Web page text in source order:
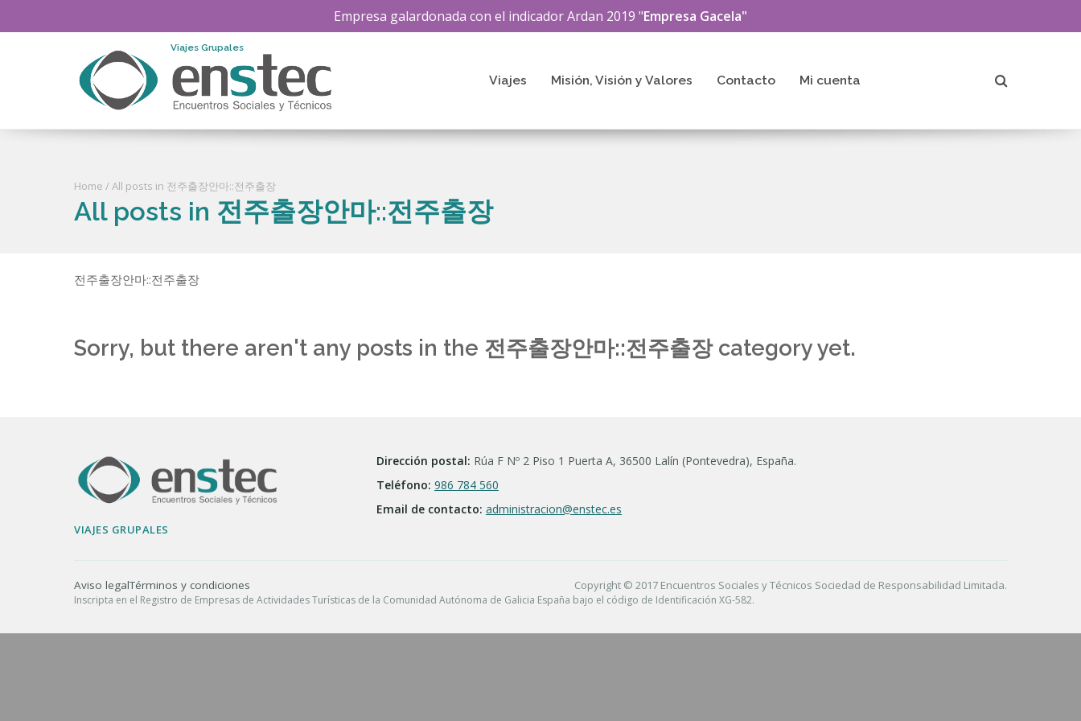
Empresa galardonada con el indicadorArdan 2019 "Empresa Gacela"
Viajes Grupales
Viajes Misión, Visión y Valores Contacto Mi cuenta
Home / All posts in 전주출장안마::전주출장
All posts in 전주출장안마::전주출장
전주출장안마::전주출장
Sorry, but there aren't any posts in the 전주출장안마::전주출장 category yet.
VIAJES GRUPALES
Dirección postal: Rúa F Nº 2 Piso 1 Puerta A, 36500 Lalín (Pontevedra), España.
Teléfono: 986 784 560
Email de contacto: administracion@enstec.es
Aviso legalTérminos y condiciones Copyright © 2017 Encuentros Sociales y Técnicos Sociedad de Responsabilidad Limitada.
Inscripta en el Registro de Empresas de Actividades Turísticas de la Comunidad Autónoma de Galicia España bajo el código de Identificación XG-582.